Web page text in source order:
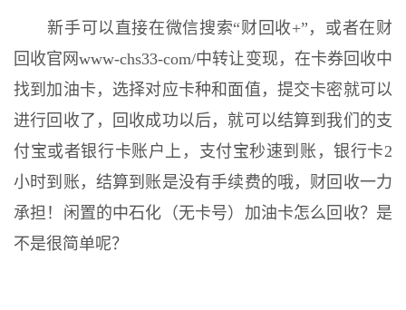
新手可以直接在微信搜索“财回收+”，或者在财
回收官网www-chs33-com/中转让变现，在卡券回收中
找到加油卡，选择对应卡种和面值，提交卡密就可以
进行回收了，回收成功以后，就可以结算到我们的支
付宝或者银行卡账户上，支付宝秒速到账，银行卡2
小时到账，结算到账是没有手续费的哦，财回收一力
承担！闲置的中石化（无卡号）加油卡怎么回收？是
不是很简单呢？